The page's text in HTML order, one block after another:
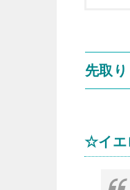
先取
☆イエ